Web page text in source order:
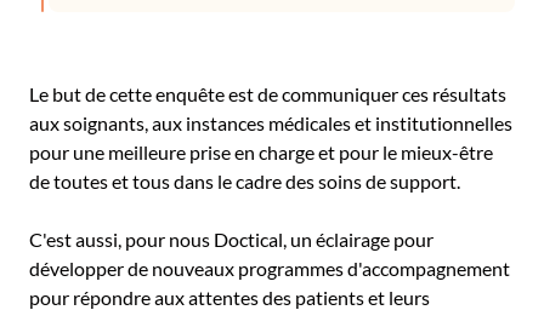
Le but de cette enquête est de communiquer ces résultats
aux soignants, aux instances médicales et institutionnelles
pour une meilleure prise en charge et pour le mieux-être
de toutes et tous dans le cadre des soins de support.
C'est aussi, pour nous Doctical, un éclairage pour
développer de nouveaux programmes d'accompagnement
pour répondre aux attentes des patients et leurs